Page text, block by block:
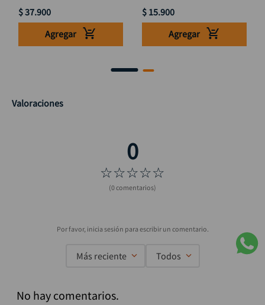
$37.900
Agregar
$ 15.900
Agregar
Valoraciones
☆☆☆☆☆
(0 comentarios)
Más reciente Todos
No hay comentarios.